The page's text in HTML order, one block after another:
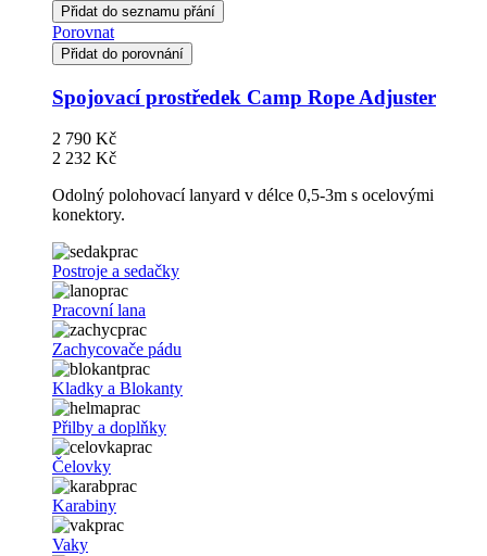
Přidat do seznamu přání
Porovnat
Přidat do porovnání
Spojovací prostředek Camp Rope Adjuster
2 790 Kč
2 232 Kč
Odolný polohovací lanyard v délce 0,5-3m s ocelovými
konektory.
Postroje a sedačky
Pracovní lana
Zachycovače pádu
Kladky a Blokanty
Přilby a doplňky
Čelovky
Karabiny
Vaky